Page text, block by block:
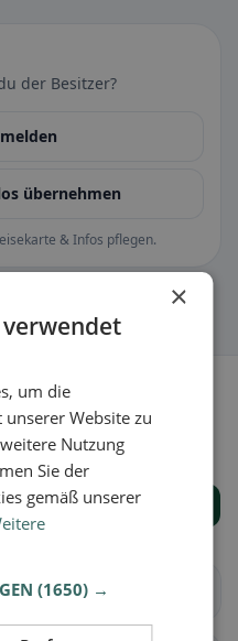
der Besitzer?
übernehmen
& Infos pflegen.
Restaurantsuche.
Aarau
×
verwendet
um die
Website zu
Nutzung
Sie der
gemäß unserer
(1650) →